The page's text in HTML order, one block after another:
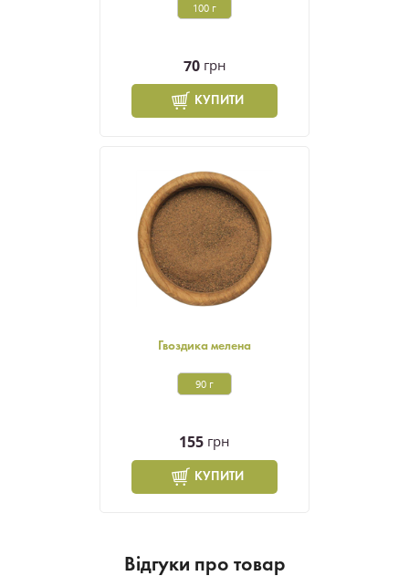
100 г
70 грн
КУПИТИ
Гвоздика мелена
90 г
155 грн
КУПИТИ
Вiдгуки про товар